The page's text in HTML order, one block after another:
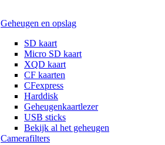
Geheugen en opslag
SD kaart
Micro SD kaart
XQD kaart
CF kaarten
CFexpress
Harddisk
Geheugenkaartlezer
USB sticks
Bekijk al het geheugen
Camerafilters